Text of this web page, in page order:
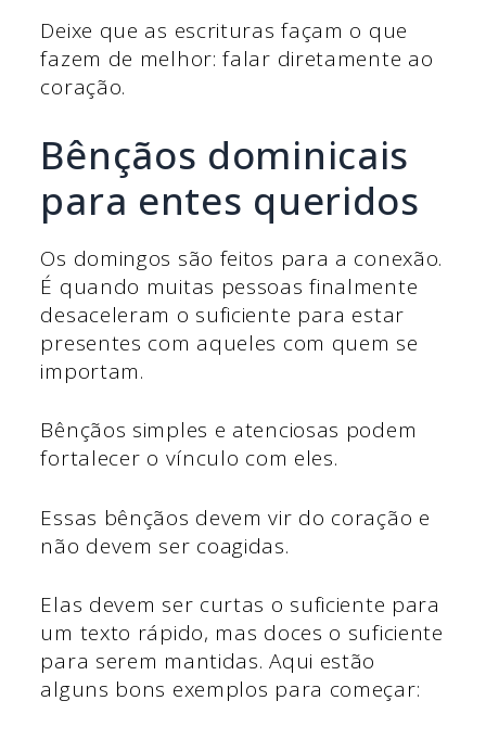
Deixe que as escrituras façam o que
fazem de melhor: falar diretamente ao
coração.
Bênçãos dominicais
para entes queridos
Os domingos são feitos para a conexão.
É quando muitas pessoas finalmente
desaceleram o suficiente para estar
presentes com aqueles com quem se
importam.
Bênçãos simples e atenciosas podem
fortalecer o vínculo com eles.
Essas bênçãos devem vir do coração e
não devem ser coagidas.
Elas devem ser curtas o suficiente para
um texto rápido, mas doces o suficiente
para serem mantidas. Aqui estão
alguns bons exemplos para começar: